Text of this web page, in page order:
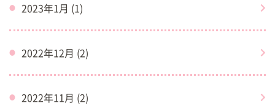
2023年1月 (1)
2022年12月 (2)
2022年11月 (2)